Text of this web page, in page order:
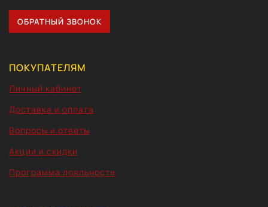
ОБРАТНЫЙ ЗВОНОК
ПОКУПАТЕЛЯМ
Личный кабинет
Доставка и оплата
Вопросы и ответы
Акции и скидки
Программа лояльности